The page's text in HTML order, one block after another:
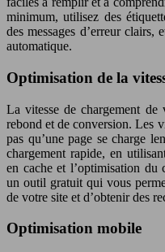
minimum, utilisez des
des messages d’erreur clairs,
automatique.
Optimisation de la
La vitesse de chargement
rebond et de conversion. Les
pas qu’une page se charge
chargement rapide, en
en cache et l’optimisation du
un outil gratuit qui vous
de votre site et d’obtenir des
Optimisation mobile